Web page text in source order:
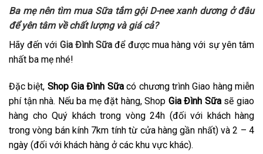
Ba mẹ nên tìm mua Sữa tắm gội D-nee xanh dươngở đâu
để yên tâm về chất lượng và giá cả?
Hãy đến với Gia Đình Sữa để được mua hàng với sự yên tâm
nhất ba mẹ nhé!
Đặc biệt, Shop Gia Đình Sữacó chương trình Giao hàng miễn
phí tận nhà. Nếu ba mẹ đặt hàng, Shop Gia Đình Sữasẽ giao
hàng cho Quý khách trong vòng 24h (đối với khách hàng
trong vòng bán kính 7km tính từ cửa hàng gần nhất) và 2 – 4
ngày (đối với khách hàng ở các khu vực khác).